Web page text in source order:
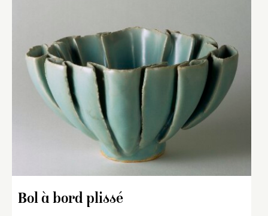
Bol à bord plissé